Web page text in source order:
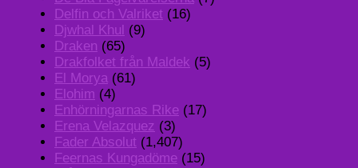
Delfin och Valriket (16)
Djwhal Khul (9)
Draken (65)
Drakfolket från Maldek (5)
El Morya (61)
Elohim (4)
Enhörningarnas Rike (17)
Erena Velazquez (3)
Fader Absolut (1,407)
Feernas Kungadöme (15)